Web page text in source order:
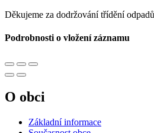
Děkujeme za dodržování třídění
Podrobnosti o vložení záznamu
O obci
Základní informace